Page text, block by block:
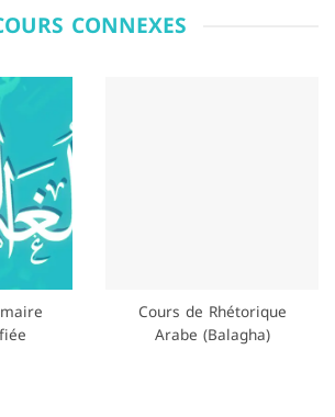
CONNEXES
Cours de Rhétorique
Arabe (Balagha)